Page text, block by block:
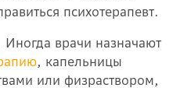
психотерапевт.
врачи назначают
, капельницы
или физраствором,